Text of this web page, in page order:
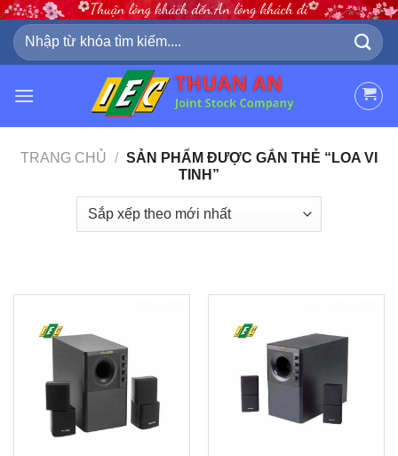
Skip
content
Tìm
kiếm:
TRANG CHỦ / SẢN PHẨM ĐƯỢC GẮN THẺ “LOA VI
TINH”